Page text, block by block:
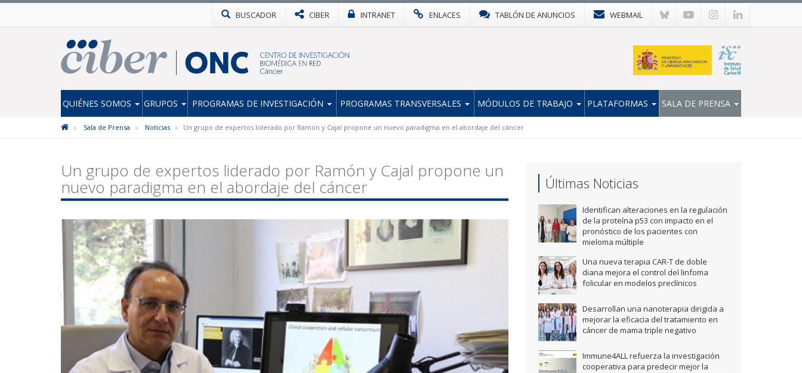
BUSCADOR CIBER INTRANET ENLACES TABLÓN DE ANUNCIOS WEBMAIL
QUIÉNES SOMOS GRUPOS PROGRAMAS DE INVESTIGACIÓN PROGRAMAS TRANSVERSALES MÓDULOS DE TRABAJO PLATAFORMAS SALA DE PRENSA
Sala de Prensa Noticias Un grupo de expertos liderado por Ramón y Cajal propone un nuevo paradigma en el abordaje del cáncer
Un grupo de expertos liderado por Ramón y Cajal propone un
nuevo paradigma en el abordaje del cáncer Últimas Noticias
Identifican alteraciones en la regulación
de la proteína p53 con impacto en el
pronóstico de los pacientes con
mieloma múltiple
Una nueva terapia CAR-T de doble
diana mejora el control del linfoma
folicular en modelos preclínicos
Desarrollan una nanoterapia dirigida a
mejorar la eficacia del tratamiento en
cáncer de mama triple negativo
Immune4ALL refuerza la investigación
cooperativa para predecir mejor la